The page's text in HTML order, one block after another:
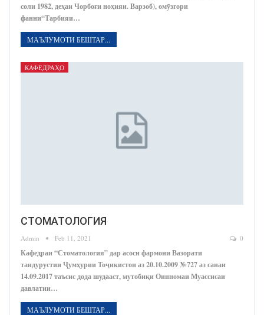
соли 1982, деҳаи Чорбоғи ноҳияи. Варзоб), омӯзгори
фанни“Тарбияи…
МАЪЛУМОТИ БЕШТАР...
КАФЕДРАҲО
СТОМАТОЛОГИЯ
Admin Feb 11, 2021 0
Кафедраи “Стоматология” дар асоси фармони Вазорати
тандурустии Ҷумҳурии Тоҷикистон аз 20.10.2009 №727 аз санаи
14.09.2017 таъсис дода шудааст, мутобиқи Оинномаи Муассисаи
давлатии…
МАЪЛУМОТИ БЕШТАР...